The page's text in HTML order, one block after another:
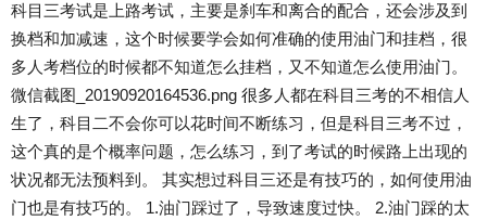
科目三考试是上路考试，主要是刹车和离合的配合，还会涉及到
换档和加减速，这个时候要学会如何准确的使用油门和挂档，很
多人考档位的时候都不知道怎么挂档，又不知道怎么使用油门。
微信截图_20190920164536.png 很多人都在科目三考的不相信人
生了，科目二不会你可以花时间不断练习，但是科目三考不过，
这个真的是个概率问题，怎么练习，到了考试的时候路上出现的
状况都无法预料到。 其实想过科目三还是有技巧的，如何使用油
门也是有技巧的。 1.油门踩过了，导致速度过快。 2.油门踩的太